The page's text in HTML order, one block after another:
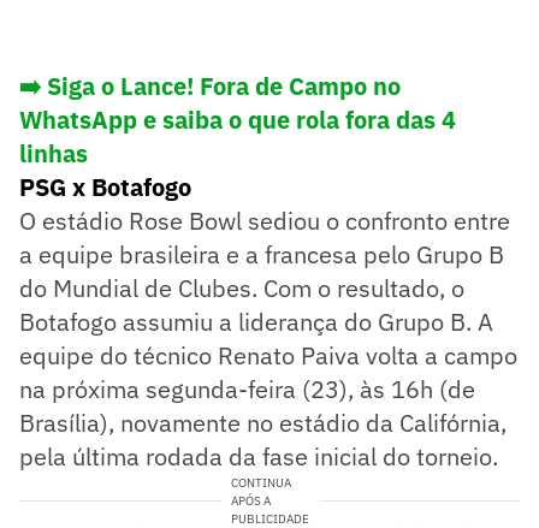
➡️ Siga o Lance! Fora de Campo no
WhatsApp e saiba o que rola fora das 4
linhas
PSG x Botafogo
O estádio Rose Bowl sediou o confronto entre
a equipe brasileira e a francesa pelo Grupo B
do Mundial de Clubes. Com o resultado, o
Botafogo assumiu a liderança do Grupo B. A
equipe do técnico Renato Paiva volta a campo
na próxima segunda-feira (23), às 16h (de
Brasília), novamente no estádio da Califórnia,
pela última rodada da fase inicial do torneio.
CONTINUA
APÓS A
PUBLICIDADE